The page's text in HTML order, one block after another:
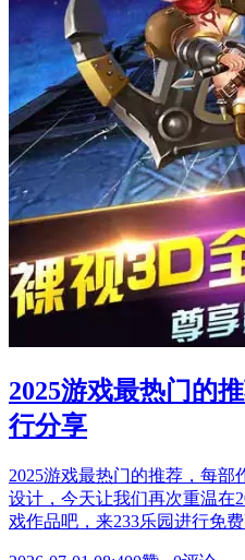
2025游戏最热门的
行分享
2025游戏最热门的推荐，每部
设计，今天让我们再次重温在
戏作品吧，来233乐园进行免